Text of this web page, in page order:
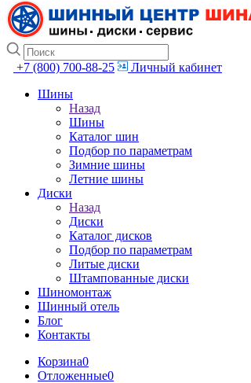
+7 (800) 700-88-25
Личный кабинет
Шины
Назад
Шины
Каталог шин
Подбор по параметрам
Зимние шины
Летние шины
Диски
Назад
Диски
Каталог дисков
Подбор по параметрам
Литые диски
Штампованные диски
Шиномонтаж
Шинный отель
Блог
Контакты
Корзина0
Отложенные0